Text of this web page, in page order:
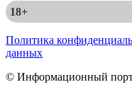
18+
Политика
данных
© Информационный